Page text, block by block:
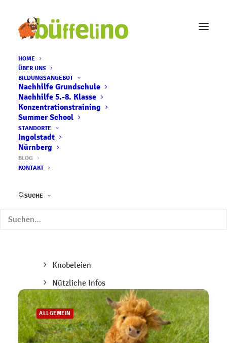
HOME
ÜBER UNS
BILDUNGSANGEBOT
Nachhilfe Grundschule
Nachhilfe 5.-8. Klasse
Konzentrationstraining
Summer School
STANDORTE
Ingolstadt
Nürnberg
BLOG
KONTAKT
SUCHE
büffelino Blog
News & Nützliches für Eltern
und Kinder
ALLGEMEIN
Kategorien
Knobeleien
Nützliche Infos